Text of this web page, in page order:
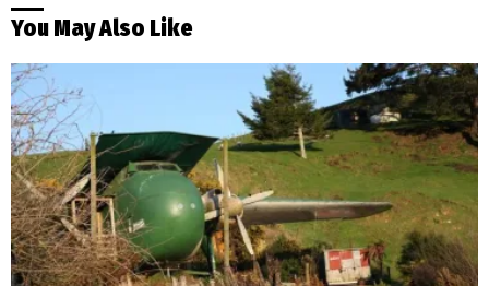
You May Also Like